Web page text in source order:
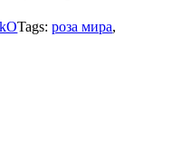
Tags:роза мира,